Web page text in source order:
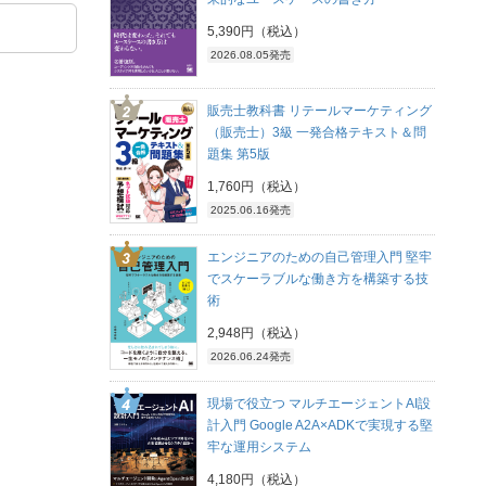
5,390円（税込）
2026.08.05発売
販売士教科書 リテールマーケティング
（販売士）3級 一発合格テキスト＆問
題集 第5版
1,760円（税込）
2025.06.16発売
エンジニアのための自己管理入門 堅牢
でスケーラブルな働き方を構築する技
術
2,948円（税込）
2026.06.24発売
現場で役立つ マルチエージェントAI設
計入門 Google A2A×ADKで実現する堅
牢な運用システム
4,180円（税込）